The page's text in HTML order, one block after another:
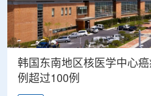
韩国东南地区核医学中心
例超过100例